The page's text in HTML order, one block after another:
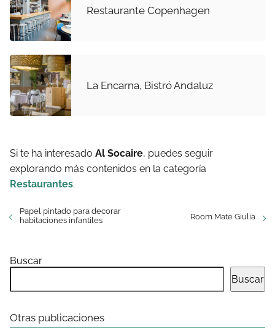
Restaurante Copenhagen
La Encarna, Bistró Andaluz
Si te ha interesado Al Socaire, puedes seguir
explorando más contenidos en la categoría
Restaurantes.
Papel pintado para decorar
habitaciones infantiles
Room Mate Giulia
Buscar
Buscar
Otras publicaciones